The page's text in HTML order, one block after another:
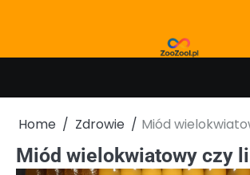
Home Zdrowie Miód
Miód wielokwiatowy czy